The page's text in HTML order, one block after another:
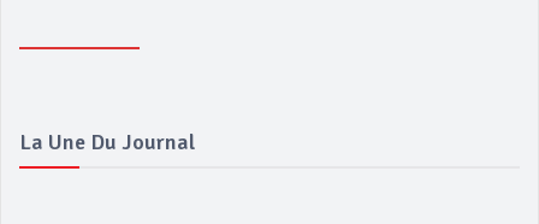
La Une Du Journal